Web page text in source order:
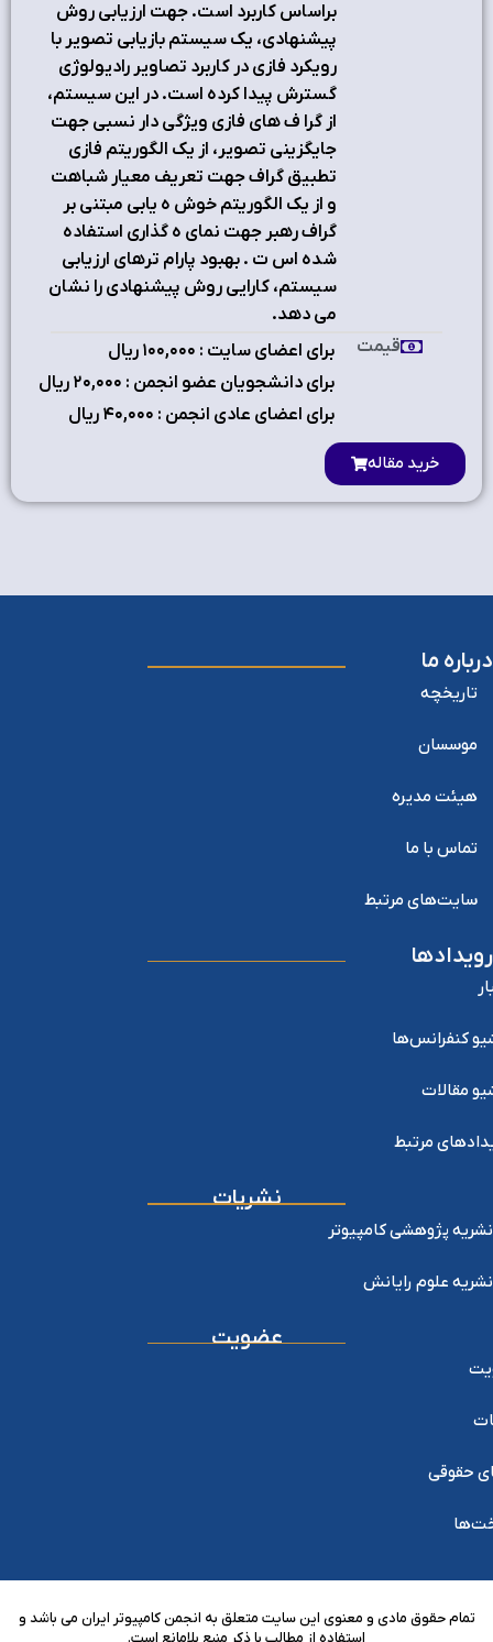
براساس كاربرد است. جهت ارزيابي روش
پيشنهادي، يك سيستم بازيابي تصوير با
رويكرد فازي در كاربرد تصاوير راديولوژي
گسترش پيدا كرده است. در اين سيستم،
از گرا ف هاي فازي ويژگي دار نسبي جهت
جايگزيني تصوير، از يك الگوريتم فازي
تطبيق گراف جهت تعريف معيار شباهت
و از يك الگوريتم خوش ه يابي مبتني بر
گراف رهبر جهت نماي ه گذاري استفاده
شده اس ت . بهبود پارام ترهاي ارزيابي
سيستم، كارايي روش پيشنهادي را نشان
می دهد.
برای اعضای سایت : ۱٠٠,٠٠٠ ریال
برای دانشجویان عضو انجمن : ۲٠,٠٠٠ ریال
برای اعضای عادی انجمن : ۴٠,٠٠٠ ریال
قیمت
خرید مقاله
درباره ما
تاریخچه
موسسان
هیئت مدیره
تماس با ما
سایت‌های مرتبط
رویدادها
کنفرانس‌ها
مقالات
مرتبط
نشریات
نشریه پژوهشی کامپیوتر
نشریه علوم رایانش
عضویت
حقوقی
تمام حقوق مادی و معنوی این سایت متعلق به انجمن کامپیوتر ایران می باشد و